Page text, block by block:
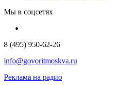
Мы в соцсетях
8 (495) 950-62-26
info@govoritmoskva.ru
Реклама на радио